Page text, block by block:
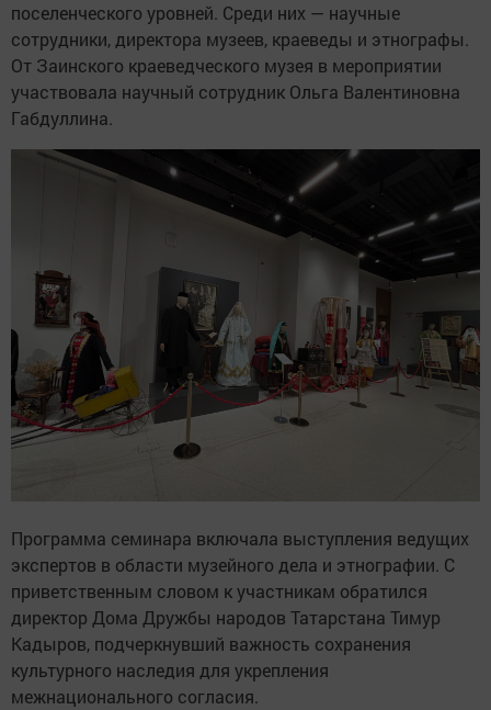
поселенческого уровней. Среди них — научные
сотрудники, директора музеев, краеведы и этнографы.
От Заинского краеведческого музея в мероприятии
участвовала научный сотрудник Ольга Валентиновна
Габдуллина.
Программа семинара включала выступления ведущих
экспертов в области музейного дела и этнографии. С
приветственным словом к участникам обратился
директор Дома Дружбы народов Татарстана Тимур
Кадыров, подчеркнувший важность сохранения
культурного наследия для укрепления
межнационального согласия.